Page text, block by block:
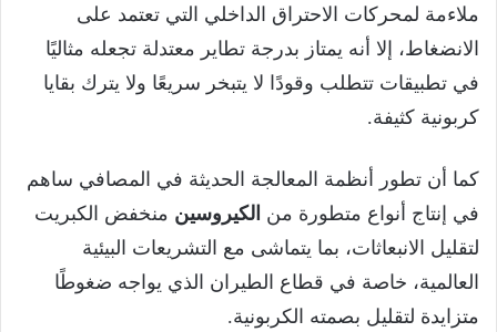
ملاءمة لمحركات الاحتراق الداخلي التي تعتمد على
الانضغاط، إلا أنه يمتاز بدرجة تطاير معتدلة تجعله مثاليًا
في تطبيقات تتطلب وقودًا لا يتبخر سريعًا ولا يترك بقايا
كربونية كثيفة.
كما أن تطور أنظمة المعالجة الحديثة في المصافي ساهم
في إنتاج أنواع متطورة من الكيروسين منخفض الكبريت
لتقليل الانبعاثات، بما يتماشى مع التشريعات البيئية
العالمية، خاصة في قطاع الطيران الذي يواجه ضغوطًا
متزايدة لتقليل بصمته الكربونية.